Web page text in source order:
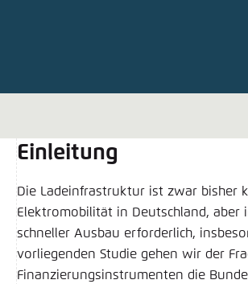
Einleitung
Die Ladeinfrastruktur ist zwar bisher
Elektromobilität in Deutschland, aber
schneller Ausbau erforderlich,
vorliegenden Studie gehen wir der
Finanzierungsinstrumenten die